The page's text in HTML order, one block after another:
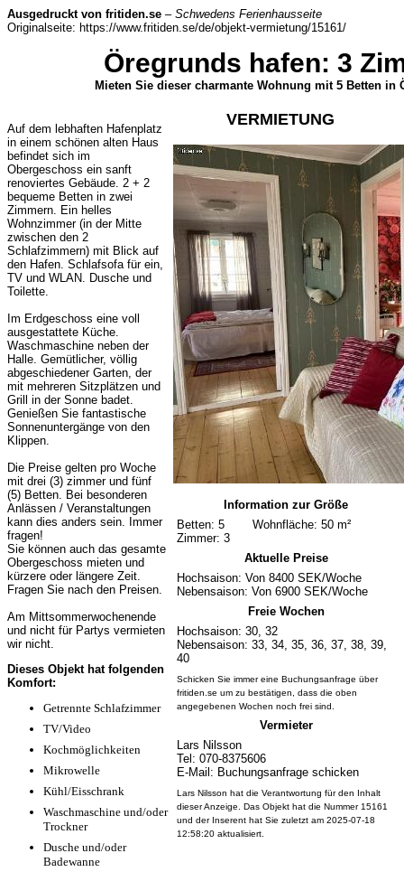
Ausgedruckt von fritiden.se – Schwedens Ferienhausseite
Originalseite: https://www.fritiden.se/de/objekt-vermietung/15161/
Öregrunds hafen: 3
Mieten Sie dieser charmante Wohnung mit 5 Betten in
Auf dem lebhaften Hafenplatz
in einem schönen alten Haus
befindet sich im
Obergeschoss ein sanft
renoviertes Gebäude. 2 + 2
bequeme Betten in zwei
Zimmern. Ein helles
Wohnzimmer (in der Mitte
zwischen den 2
Schlafzimmern) mit Blick auf
den Hafen. Schlafsofa für ein,
TV und WLAN. Dusche und
Toilette.
Im Erdgeschoss eine voll
ausgestattete Küche.
Waschmaschine neben der
Halle. Gemütlicher, völlig
abgeschiedener Garten, der
mit mehreren Sitzplätzen und
Grill in der Sonne badet.
Genießen Sie fantastische
Sonnenuntergänge von den
Klippen.
Die Preise gelten pro Woche
mit drei (3) zimmer und fünf
(5) Betten. Bei besonderen
Anlässen / Veranstaltungen
kann dies anders sein. Immer
fragen!
Sie können auch das gesamte
Obergeschoss mieten und
kürzere oder längere Zeit.
Fragen Sie nach den Preisen.
Am Mittsommerwochenende
und nicht für Partys vermieten
wir nicht.
Dieses Objekt hat folgenden
Komfort:
Getrennte Schlafzimmer
TV/Video
Kochmöglichkeiten
Mikrowelle
Kühl/Eisschrank
Waschmaschine und/oder
Trockner
Dusche und/oder
Badewanne
VERMIETUNG
Information zur Größe
Betten: 5
Wohnfläche: 50 m²
Zimmer: 3
Aktuelle Preise
Hochsaison: Von 8400 SEK/Woche
Nebensaison: Von 6900 SEK/Woche
Freie Wochen
Hochsaison: 30, 32
Nebensaison: 33, 34, 35, 36, 37, 38, 39,
40
Schicken Sie immer eine Buchungsanfrage über
fritiden.se um zu bestätigen, dass die oben
angegebenen Wochen noch frei sind.
Vermieter
Lars Nilsson
Tel: 070-8375606
E-Mail: Buchungsanfrage schicken
Lars Nilsson hat die Verantwortung für den Inhalt
dieser Anzeige. Das Objekt hat die Nummer 15161
und der Inserent hat Sie zuletzt am 2025-07-18
12:58:20 aktualisiert.